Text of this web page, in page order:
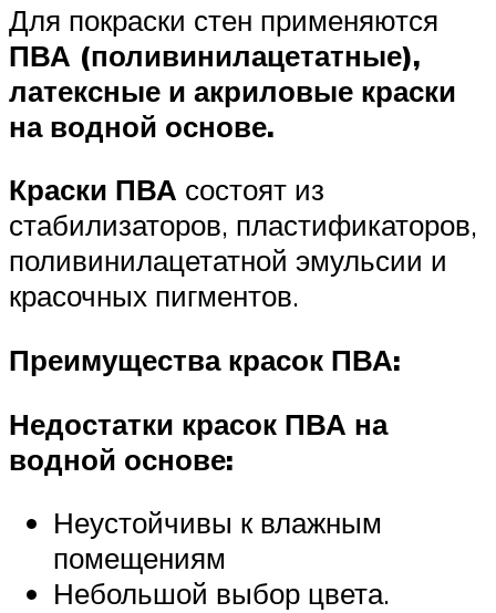
Для покраски стен применяются
ПВА (поливинилацетатные),
латексные и акриловые краски
на водной основе.
Краски ПВА состоят из
стабилизаторов, пластификаторов,
поливинилацетатной эмульсии и
красочных пигментов.
Преимущества красок ПВА:
Недостатки красок ПВА на
водной основе:
Неустойчивы к влажным
помещениям
Небольшой выбор цвета.